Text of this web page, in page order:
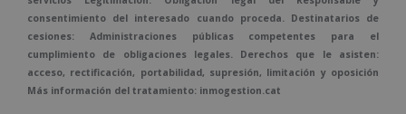
consentimiento del interesado cuando proceda. Destinatarios de
cesiones: Administraciones públicas competentes para el
cumplimiento de obligaciones legales. Derechos que le asisten:
acceso, rectificación, portabilidad, supresión, limitación y oposición
Más información del tratamiento: inmogestion.cat